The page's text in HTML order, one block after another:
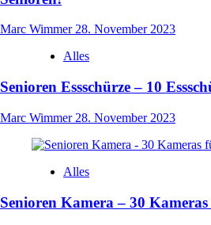
Marc Wimmer 28. November 2023
Alles
Senioren Essschürze – 10
Marc Wimmer 28. November 2023
Alles
Senioren Kamera – 30